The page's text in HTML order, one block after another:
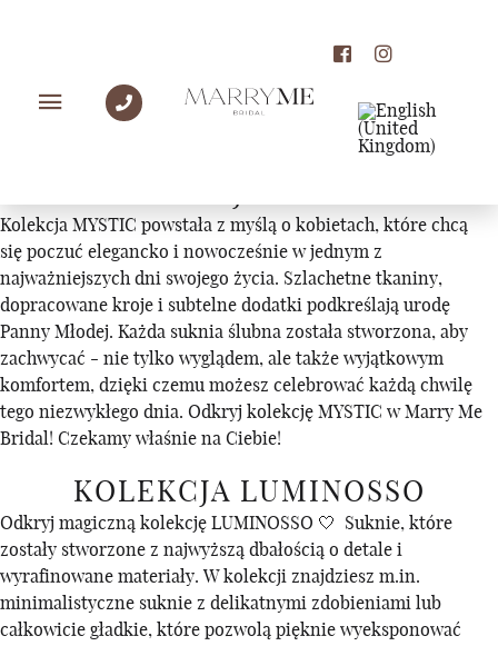
KOLEKCJE
Kolekcja MYSTIC powstała z myślą o kobietach, które chcą
się poczuć elegancko i nowocześnie w jednym z
najważniejszych dni swojego życia. Szlachetne tkaniny,
dopracowane kroje i subtelne dodatki podkreślają urodę
Panny Młodej. Każda suknia ślubna została stworzona, aby
zachwycać - nie tylko wyglądem, ale także wyjątkowym
komfortem, dzięki czemu możesz celebrować każdą chwilę
tego niezwykłego dnia. Odkryj kolekcję MYSTIC w Marry Me
Bridal! Czekamy właśnie na Ciebie!
KOLEKCJA LUMINOSSO
Odkryj magiczną kolekcję LUMINOSSO 🤍 Suknie, które
zostały stworzone z najwyższą dbałością o detale i
wyrafinowane materiały. W kolekcji znajdziesz m.in.
minimalistyczne suknie z delikatnymi zdobieniami lub
całkowicie gładkie, które pozwolą pięknie wyeksponować